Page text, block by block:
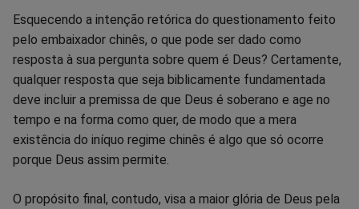
Esquecendo a intenção retórica do questionamento feito
pelo embaixador chinês, o que pode ser dado como
resposta à sua pergunta sobre quem é Deus? Certamente,
qualquer resposta que seja biblicamente fundamentada
deve incluir a premissa de que Deus é soberano e age no
tempo e na forma como quer, de modo que a mera
existência do iníquo regime chinês é algo que só ocorre
porque Deus assim permite.
O propósito final, contudo, visa a maior glória de Deus pela